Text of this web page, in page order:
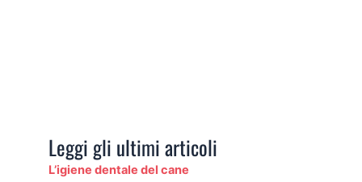
Leggi gli ultimi articoli
L’igiene dentale del cane